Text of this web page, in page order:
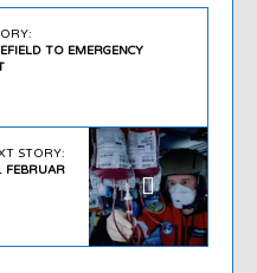
TO EMERGENCY
STORY:
FEBRUAR